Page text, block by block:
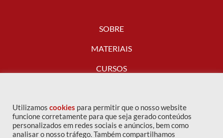
SOBRE
MATERIAIS
CURSOS
FALE CONOSCO
Utilizamos cookies para permitir que o nosso website
funcione corretamente para que seja gerado conteúdos
personalizados em redes sociais e anúncios, bem como
analisar o nosso tráfego. Também compartilhamos